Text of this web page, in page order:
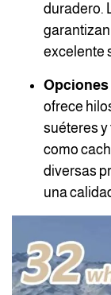
duradero.
excelente
Opciones
ofrece
suéteres
como
diversas
una